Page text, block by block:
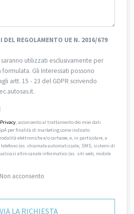
DEL REGOLAMENTO UE N. 2016/679
utilizzati esclusivamente per
Gli Interessati possono
artt. 15 - 23 del GDPR scrivendo
, acconsento al trattamento dei miei dati
per finalità di marketing come indicato
elettroniche e/o cartacee, e, in particolare, a
(es. chiamate automatizzate, SMS, sistemi di
altro canale informatico (es. siti web, mobile
Non acconsento